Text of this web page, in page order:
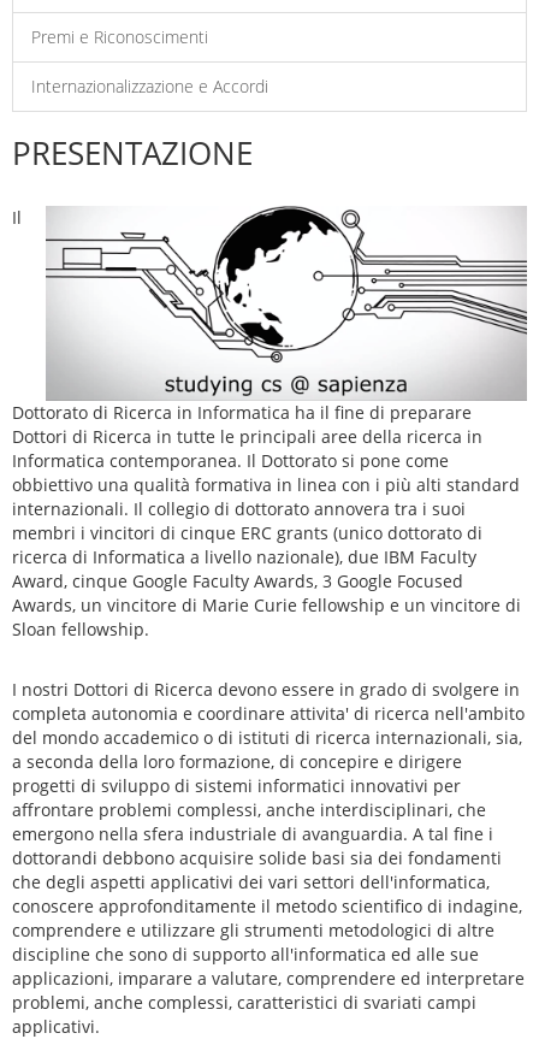
Premi e Riconoscimenti
Internazionalizzazione e Accordi
PRESENTAZIONE
Il
Dottorato di Ricerca in Informatica ha il fine di preparare
Dottori di Ricerca in tutte le principali aree della ricerca in
Informatica contemporanea. Il Dottorato si pone come
obbiettivo una qualità formativa in linea con i più alti standard
internazionali. Il collegio di dottorato annovera tra i suoi
membri i vincitori di cinque ERC grants (unico dottorato di
ricerca di Informatica a livello nazionale), due IBM Faculty
Award, cinque Google Faculty Awards, 3 Google Focused
Awards, un vincitore di Marie Curie fellowship e un vincitore di
Sloan fellowship.
I nostri Dottori di Ricerca devono essere in grado di svolgere in
completa autonomia e coordinare attivita' di ricerca nell'ambito
del mondo accademico o di istituti di ricerca internazionali, sia,
a seconda della loro formazione, di concepire e dirigere
progetti di sviluppo di sistemi informatici innovativi per
affrontare problemi complessi, anche interdisciplinari, che
emergono nella sfera industriale di avanguardia. A tal fine i
dottorandi debbono acquisire solide basi sia dei fondamenti
che degli aspetti applicativi dei vari settori dell'informatica,
conoscere approfonditamente il metodo scientifico di indagine,
comprendere e utilizzare gli strumenti metodologici di altre
discipline che sono di supporto all'informatica ed alle sue
applicazioni, imparare a valutare, comprendere ed interpretare
problemi, anche complessi, caratteristici di svariati campi
applicativi.